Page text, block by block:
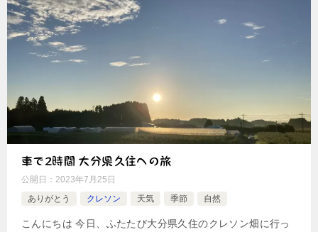
車で2時間 大分県久住への旅
公開日： 2023年7月25日
ありがとう
クレソン 天気 季節 自然
こんにちは 今日、ふたたび大分県久住のクレソン畑に行っ